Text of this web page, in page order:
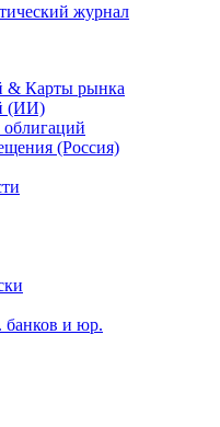
журнал
& Карты рынка
(ИИ)
(Россия)
банков и юр.